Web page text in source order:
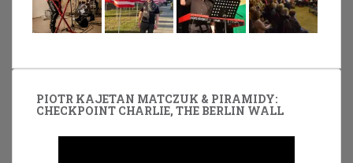
PIOTR KAJETAN MATCZUK & PIRAMIDY:
CHECKPOINT CHARLIE, THE BERLIN WALL